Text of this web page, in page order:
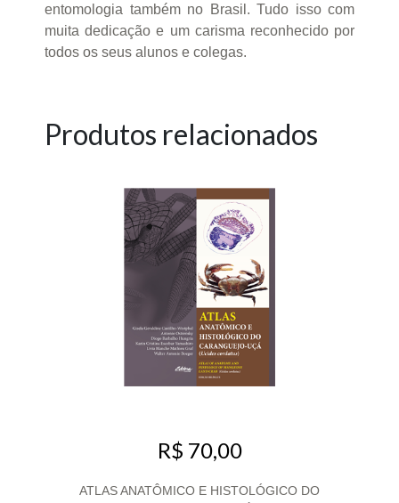
entomologia também no Brasil. Tudo isso com
muita dedicação e um carisma reconhecido por
todos os seus alunos e colegas.
Produtos relacionados
R$ 70,00
ATLAS ANATÔMICO E HISTOLÓGICO DO